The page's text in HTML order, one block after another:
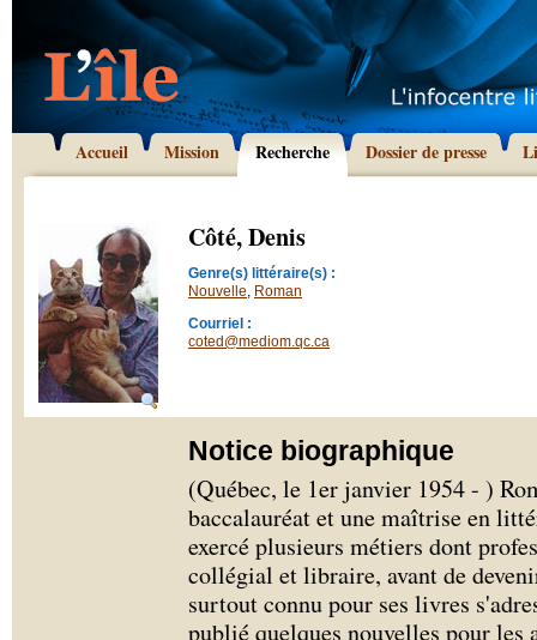
Accueil Mission Recherche Dossier de presse
Côté, Denis
Genre(s) littéraire(s) :
Nouvelle, Roman
Courriel :
coted@mediom.qc.ca
Notice biographique
(Québec, le 1er janvier 1954 - )
baccalauréat et une maîtrise en
exercé plusieurs métiers dont
collégial et libraire, avant de
surtout connu pour ses livres
publié quelques nouvelles pour les